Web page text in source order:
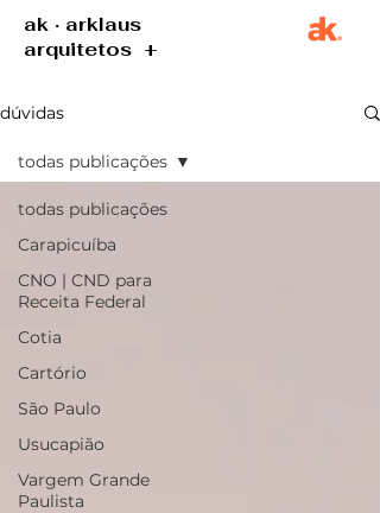
ak · arklaus
arquitetos +
dúvidas
todas publicações
Carapicuíba
CNO | CND para
Receita Federal
Cotia
Cartório
São Paulo
Usucapião
Vargem Grande
Paulista
todas publicações